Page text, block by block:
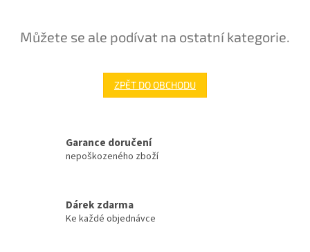
Můžete se ale podívat na ostatní kategorie.
ZPĚT DO OBCHODU
Garance doručení
nepoškozeného zboží
Dárek zdarma
Ke každé objednávce